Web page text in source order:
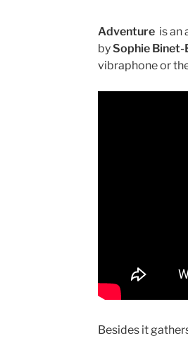
Adventure is an
bySophie
vibraphone or
Besides it